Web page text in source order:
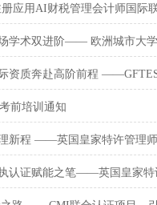
应用AI财税管理会计师国际
学术双进阶—— 欧洲城市大
资质奔赴高阶前程
前培训通知
新程 ——英国皇家特许管理
认证赋能之笔——英国皇家